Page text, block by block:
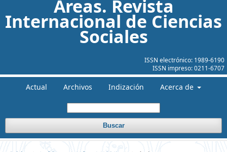
ISSN electrónico: 1989-6190
ISSN impreso:0211-6707
Áreas. Revista
Internacional de Ciencias
Sociales
Actual Archivos Indización Acerca de
Buscar